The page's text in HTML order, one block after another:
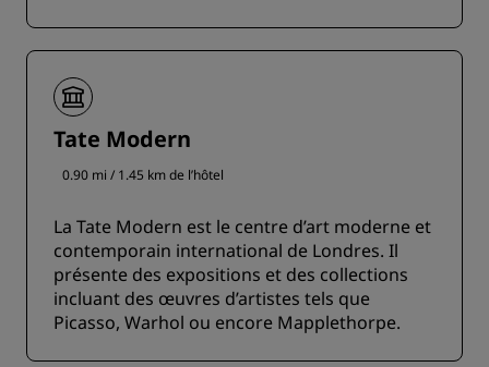
Tate Modern
0.90 mi / 1.45 km de l’hôtel
La Tate Modern est le centre d’art moderne et
contemporain international de Londres. Il
présente des expositions et des collections
incluant des œuvres d’artistes tels que
Picasso, Warhol ou encore Mapplethorpe.